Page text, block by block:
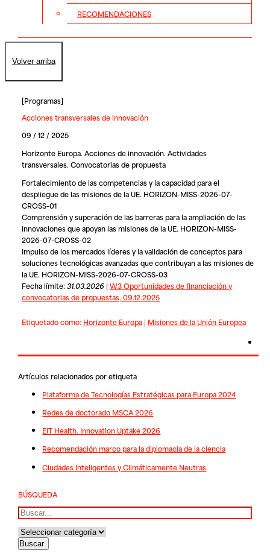
RECOMENDACIONES
Volver arriba
[Programas]
Acciones transversales de innovación
09 / 12 / 2025
Horizonte Europa. Acciones de innovación. Actividades
transversales. Convocatorias de propuesta
Fortalecimiento de las competencias y la capacidad para el
despliegue de las misiones de la UE. HORIZON-MISS-2026-07-
CROSS-01
Comprensión y superación de las barreras para la ampliación de las
innovaciones que apoyan las misiones de la UE. HORIZON-MISS-
2026-07-CROSS-02
Impulso de los mercados líderes y la validación de conceptos para
soluciones tecnológicas avanzadas que contribuyan a las misiones de
la UE. HORIZON-MISS-2026-07-CROSS-03
Fecha límite:31.03.2026| W3 Oportunidades de financiación y
convocatorias de propuestas, 09.12.2025
Etiquetado como: Horizonte Europa| Misiones de la Unión Europea
Artículos relacionados por etiqueta
Plataforma de Tecnologías Estratégicas para Europa 2024
Redes de doctorado MSCA 2026
EIT Health. Innovation Uptake 2026
Recomendación marco para la diplomacia de la ciencia
Ciudades Inteligentes y Climáticamente Neutras
BÚSQUEDA
Buscar